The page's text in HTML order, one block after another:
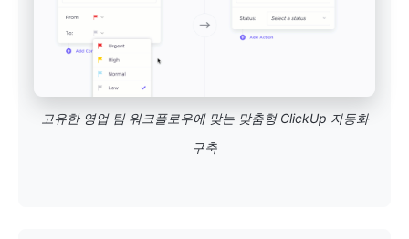
고유한 영업 팀 워크플로우에 맞는 맞춤형 ClickUp 자동화
구축